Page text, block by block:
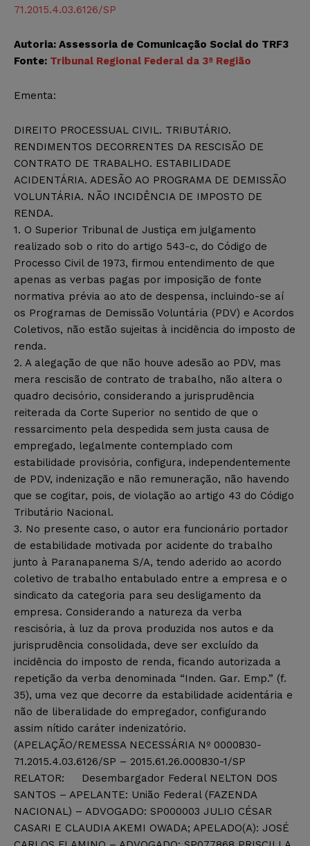
71.2015.4.03.6126/SP
Autoria: Assessoria de Comunicação Social do TRF3
Fonte: Tribunal Regional Federal da 3ª Região
Ementa:
DIREITO PROCESSUAL CIVIL. TRIBUTÁRIO.
RENDIMENTOS DECORRENTES DA RESCISÃO DE
CONTRATO DE TRABALHO. ESTABILIDADE
ACIDENTÁRIA. ADESÃO AO PROGRAMA DE DEMISSÃO
VOLUNTÁRIA. NÃO INCIDÊNCIA DE IMPOSTO DE
RENDA.
1. O Superior Tribunal de Justiça em julgamento
realizado sob o rito do artigo 543-c, do Código de
Processo Civil de 1973, firmou entendimento de que
apenas as verbas pagas por imposição de fonte
normativa prévia ao ato de despensa, incluindo-se aí
os Programas de Demissão Voluntária (PDV) e Acordos
Coletivos, não estão sujeitas à incidência do imposto de
renda.
2. A alegação de que não houve adesão ao PDV, mas
mera rescisão de contrato de trabalho, não altera o
quadro decisório, considerando a jurisprudência
reiterada da Corte Superior no sentido de que o
ressarcimento pela despedida sem justa causa de
empregado, legalmente contemplado com
estabilidade provisória, configura, independentemente
de PDV, indenização e não remuneração, não havendo
que se cogitar, pois, de violação ao artigo 43 do Código
Tributário Nacional.
3. No presente caso, o autor era funcionário portador
de estabilidade motivada por acidente do trabalho
junto à Paranapanema S/A, tendo aderido ao acordo
coletivo de trabalho entabulado entre a empresa e o
sindicato da categoria para seu desligamento da
empresa. Considerando a natureza da verba
rescisória, à luz da prova produzida nos autos e da
jurisprudência consolidada, deve ser excluído da
incidência do imposto de renda, ficando autorizada a
repetição da verba denominada “Inden. Gar. Emp.” (f.
35), uma vez que decorre da estabilidade acidentária e
não de liberalidade do empregador, configurando
assim nítido caráter indenizatório.
(APELAÇÃO/REMESSA NECESSÁRIA Nº 0000830-
71.2015.4.03.6126/SP – 2015.61.26.000830-1/SP
RELATOR: Desembargador Federal NELTON DOS
SANTOS – APELANTE: União Federal (FAZENDA
NACIONAL) – ADVOGADO: SP000003 JULIO CÉSAR
CASARI E CLAUDIA AKEMI OWADA; APELADO(A): JOSÉ